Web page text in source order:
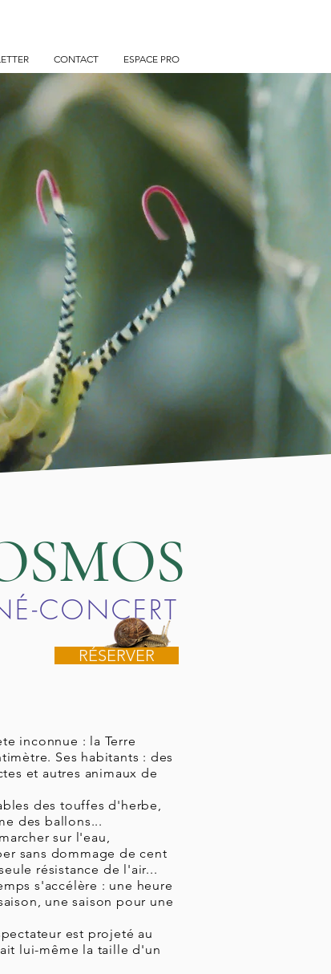
CONTACT ESPACE PRO
CONCERT
RÉSERVER
inconnue : la Terre
Ses habitants : des
et autres animaux de
des touffes d'herbe,
des ballons...​
sur l'eau,
sans dommage de cent
résistance de l'air...
s'accélère : une heure
une saison pour une
est projeté au
lui-même la taille d'un